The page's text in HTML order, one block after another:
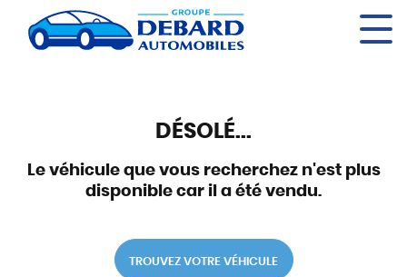
DÉSOLÉ...
Le véhicule que vous recherchez n'est plus
disponible car il a été vendu.
TROUVEZ VOTRE VÉHICULE
Panneau de gestion des cookies